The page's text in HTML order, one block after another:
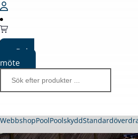
Boka
möte
WebbshopPoolPoolskydd